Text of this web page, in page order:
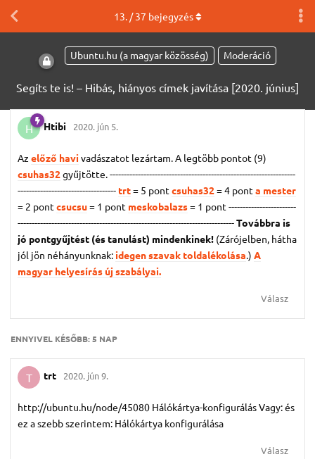
Ubuntu.hu (a magyar közösség) Moderáció
Segíts te is! – Hibás, hiányos címek javítása [2020. június]
13. /37 bejegyzés
H Htibi 2020. jún 5.
Az előző havivadászatot lezártam. A legtöbb pontot (9)
csuhas32gyűjtötte. ------------------------------------------------------------------
----------------------------------- trt= 5 pont csuhas32= 4 pont a mester
= 2 pont csucsu= 1 pont meskobalazs= 1 pont ------------------------
-----------------------------------------------------------------------------Továbbra is
jó pontgyűjtést (és tanulást) mindenkinek! (Zárójelben, hátha
jól jön néhányunknak: idegen szavak toldalékolása.) A
magyar helyesírás új szabályai.
Válasz
ENNYIVEL KÉSŐBB:5 NAP
T trt 2020. jún 9.
http://ubuntu.hu/node/45080 Hálókártya-konfigurálás Vagy: és
ez a szebb szerintem: Hálókártya konfigurálása
Válasz